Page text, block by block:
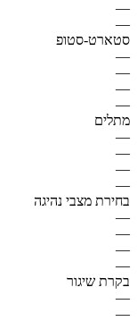
—
—
סטארט-סטופ
—
—
—
—
מתלים
—
—
—
—
בחירת מצבי נהיגה
—
—
—
—
בקרת שיגור
—
—